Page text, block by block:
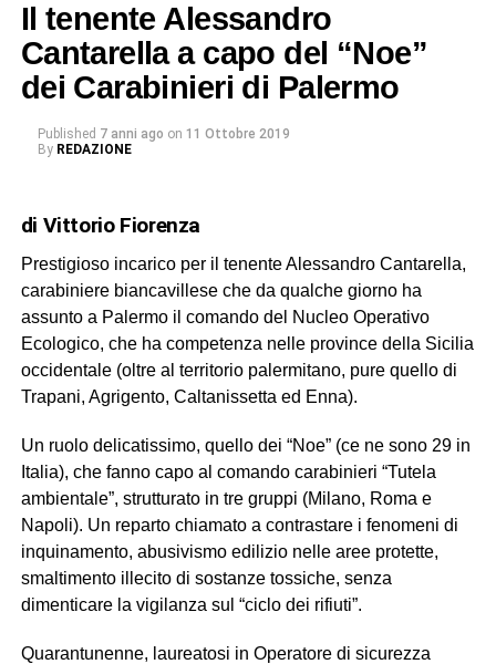
Il tenente Alessandro
Cantarella a capo del “Noe”
dei Carabinieri di Palermo
Published 7 anni ago on 11 Ottobre 2019
By REDAZIONE
di Vittorio Fiorenza
Prestigioso incarico per il tenente Alessandro Cantarella,
carabiniere biancavillese che da qualche giorno ha
assunto a Palermo il comando del Nucleo Operativo
Ecologico, che ha competenza nelle province della Sicilia
occidentale (oltre al territorio palermitano, pure quello di
Trapani, Agrigento, Caltanissetta ed Enna).
Un ruolo delicatissimo, quello dei “Noe” (ce ne sono 29 in
Italia), che fanno capo al comando carabinieri “Tutela
ambientale”, strutturato in tre gruppi (Milano, Roma e
Napoli). Un reparto chiamato a contrastare i fenomeni di
inquinamento, abusivismo edilizio nelle aree protette,
smaltimento illecito di sostanze tossiche, senza
dimenticare la vigilanza sul “ciclo dei rifiuti”.
Quarantunenne, laureatosi in Operatore di sicurezza